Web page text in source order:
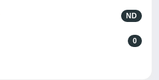
ND
0